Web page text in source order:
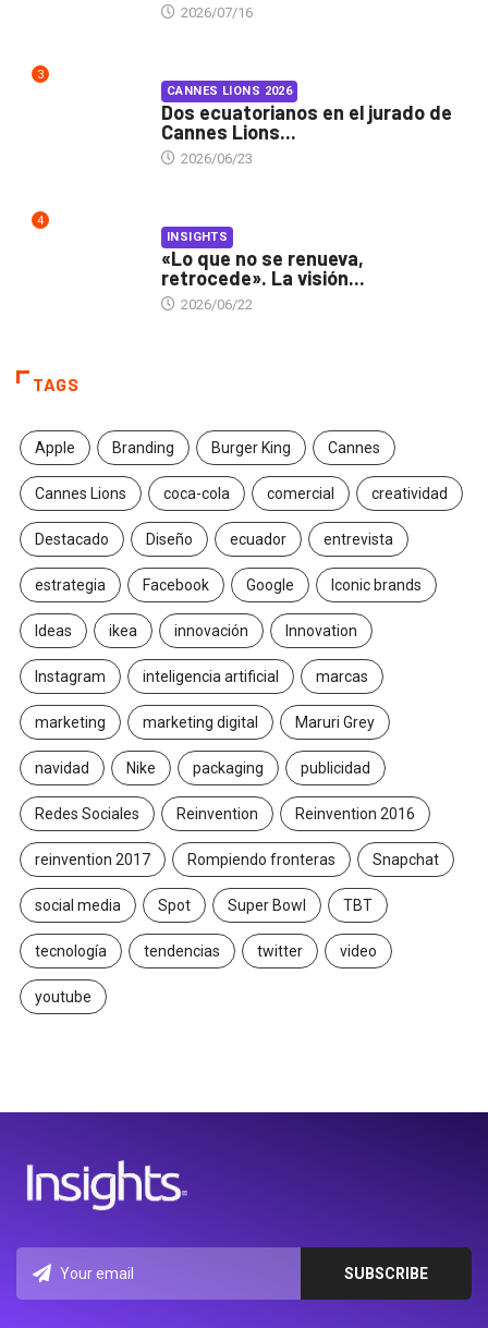
2026/07/16
3
CANNES LIONS 2026
Dos ecuatorianos en el jurado de
Cannes Lions...
2026/06/23
4
INSIGHTS
«Lo que no se renueva,
retrocede». La visión...
2026/06/22
TAGS
Apple Branding Burger King Cannes
Cannes Lions coca-cola comercial creatividad
Destacado Diseño ecuador entrevista
estrategia Facebook Google Iconic brands
Ideas ikea innovación Innovation
Instagram inteligencia artificial marcas
marketing marketing digital Maruri Grey
navidad Nike packaging publicidad
Redes Sociales Reinvention Reinvention 2016
reinvention 2017 Rompiendo fronteras Snapchat
social media Spot Super Bowl TBT
tecnología tendencias twitter video
youtube